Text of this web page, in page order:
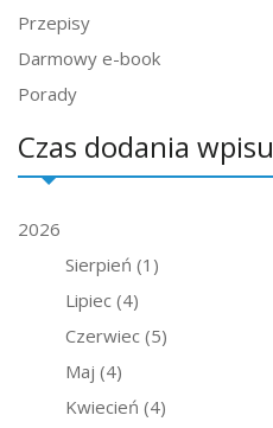
Przepisy
Darmowy e-book
Porady
Czas dodania wpisu
2026
Sierpień (1)
Lipiec (4)
Czerwiec (5)
Maj (4)
Kwiecień (4)